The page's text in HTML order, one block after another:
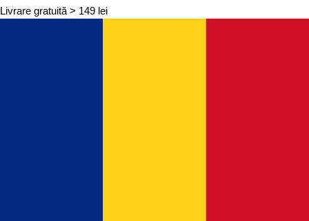
Livrare gratuită > 149 lei